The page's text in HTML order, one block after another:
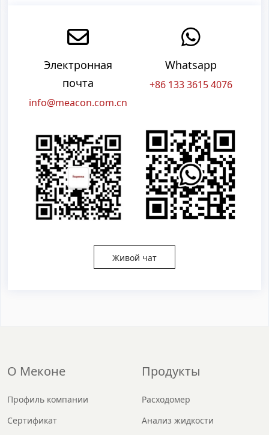
Электронная
почта
info@meacon.com.cn
Whatsapp
+86 133 3615 4076
Живой чат
О Меконе
Профиль компании
Сертификат
Продукты
Расходомер
Анализ жидкости